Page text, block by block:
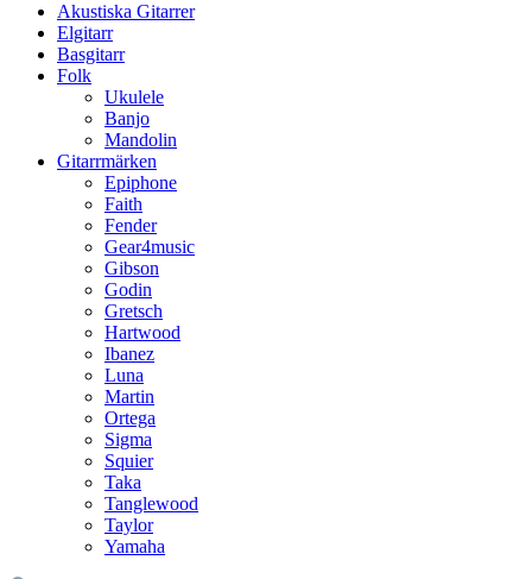
Akustiska Gitarrer
Elgitarr
Basgitarr
Folk
Ukulele
Banjo
Mandolin
Gitarrmärken
Epiphone
Faith
Fender
Gear4music
Gibson
Godin
Gretsch
Hartwood
Ibanez
Luna
Martin
Ortega
Sigma
Squier
Taka
Tanglewood
Taylor
Yamaha